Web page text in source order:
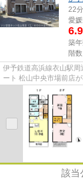
22分
愛
6.9
築
階
伊予鉄道高浜線衣山駅
ート 松山中央市場前店
ウスの物件です。こちら
該当